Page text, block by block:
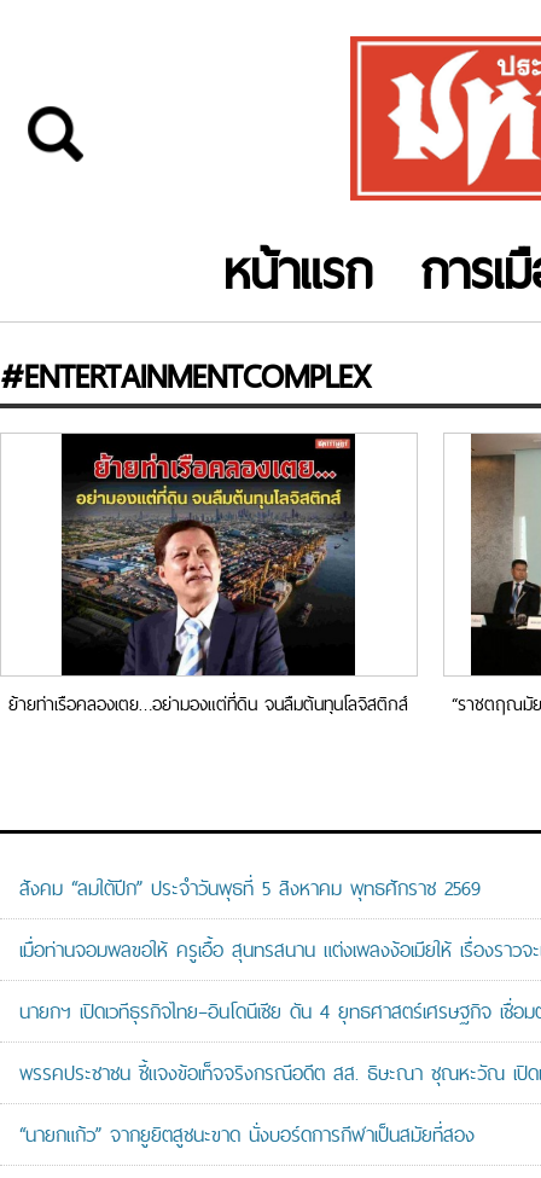
หน้าแรก การเ
#ENTERTAINMENTCOMPLEX
ย้ายท่าเรือคลองเตย…อย่ามองแต่ที่ดิน จนลืมต้นทุนโลจิสติกส์ “ราชตฤณมั
สังคม “ลมใต้ปีก” ประจำวันพุธที่ 5 สิงหาคม พุทธศักราช 2569
เมื่อท่านจอมพลขอให้ ครูเอื้อ สุนทรสนาน แต่งเพลงง้อเมียให้ เรื่องราวจะ
นายกฯ เปิดเวทีธุรกิจไทย–อินโดนีเซีย ดัน 4 ยุทธศาสตร์เศรษฐกิจ เ
พรรคประชาชน ชี้แจงข้อเท็จจริงกรณีอดีต สส. ธิษะณา ชุณหะวัณ เปิด
“นายกแก้ว” จากยูยิตสูชนะขาด นั่งบอร์ดการกีฬาเป็นสมัยที่สอง